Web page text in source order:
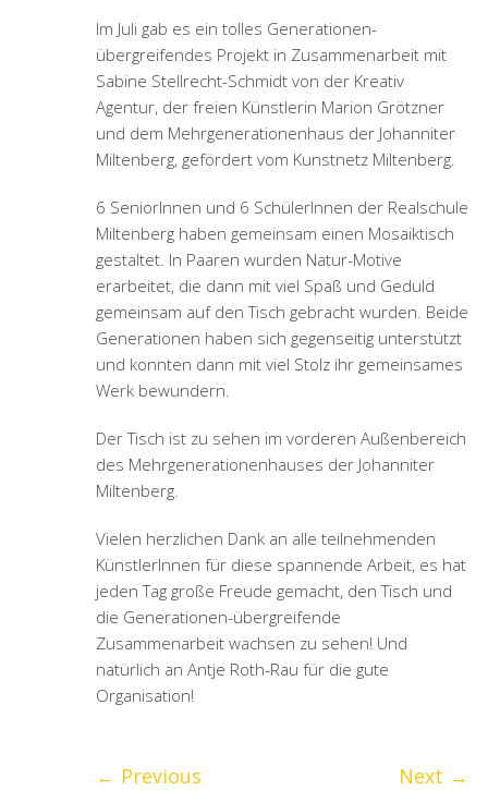
Im Juli gab es ein tolles Generationen-
übergreifendes Projekt in Zusammenarbeit mit
Sabine Stellrecht-Schmidt von der Kreativ
Agentur, der freien Künstlerin Marion Grötzner
und dem Mehrgenerationenhaus der Johanniter
Miltenberg, gefördert vom Kunstnetz Miltenberg.
6 SeniorInnen und 6 SchülerInnen der Realschule
Miltenberg haben gemeinsam einen Mosaiktisch
gestaltet. In Paaren wurden Natur-Motive
erarbeitet, die dann mit viel Spaß und Geduld
gemeinsam auf den Tisch gebracht wurden. Beide
Generationen haben sich gegenseitig unterstützt
und konnten dann mit viel Stolz ihr gemeinsames
Werk bewundern.
Der Tisch ist zu sehen im vorderen Außenbereich
des Mehrgenerationenhauses der Johanniter
Miltenberg.
Vielen herzlichen Dank an alle teilnehmenden
KünstlerInnen für diese spannende Arbeit, es hat
jeden Tag große Freude gemacht, den Tisch und
die Generationen-übergreifende
Zusammenarbeit wachsen zu sehen! Und
natürlich an Antje Roth-Rau für die gute
Organisation!
← Previous Next →